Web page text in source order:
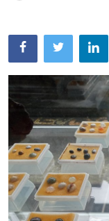
Usadha
Indonesia